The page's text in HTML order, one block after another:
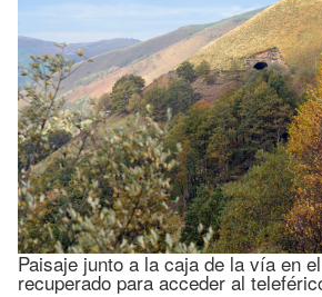
Paisaje junto a la caja de la vía en
recuperado para acceder al